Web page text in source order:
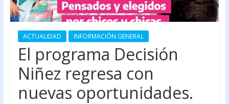
ACTUALIDAD INFORMACIÓN GENERAL
El programa Decisión
Niñez regresa con
nuevas oportunidades.